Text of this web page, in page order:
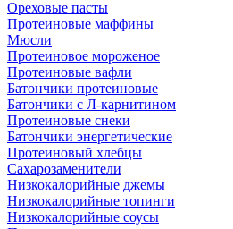
Ореховые пасты
Протеиновые маффины
Мюсли
Протеиновое мороженое
Протеиновые вафли
Батончики протеиновые
Батончики с Л-карнитином
Протеиновые снеки
Батончики энергетические
Протеиновый хлебцы
Сахарозаменители
Низкокалорийные джемы
Низкокалорийные топинги
Низкокалорийные соусы